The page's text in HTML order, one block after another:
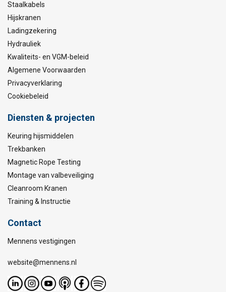
Staalkabels
Hijskranen
Ladingzekering
Hydrauliek
Kwaliteits- en VGM-beleid
Algemene Voorwaarden
Privacyverklaring
Cookiebeleid
Diensten & projecten
Keuring hijsmiddelen
Trekbanken
Magnetic Rope Testing
Montage van valbeveiliging
Cleanroom Kranen
Training & Instructie
Contact
Mennens vestigingen
website@mennens.nl